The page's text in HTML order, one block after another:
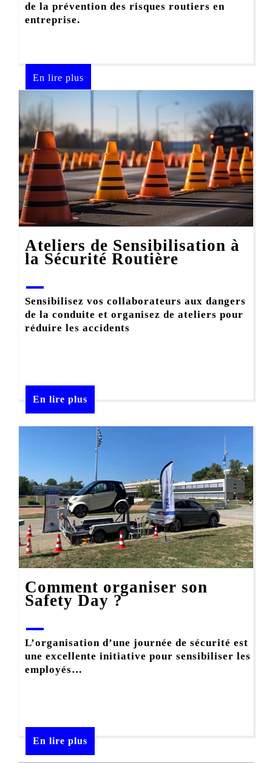
de la prévention des risques routiers en
entreprise.
En lire plus
Ateliers de Sensibilisation à
la Sécurité Routière
Sensibilisez vos collaborateurs aux dangers
de la conduite et organisez de ateliers pour
réduire les accidents
En lire plus
Comment organiser son
Safety Day ?
L’organisation d’une journée de sécurité est
une excellente initiative pour sensibiliser les
employés…
En lire plus